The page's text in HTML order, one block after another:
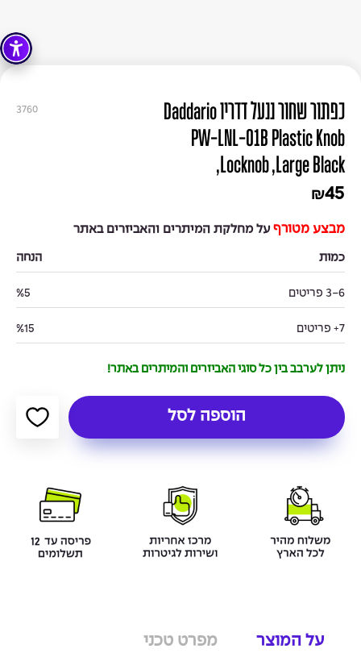
3760
כפתור שחור ננעל דדריו Daddario
PW-LNL-01B Plastic Knob
,Locknob ,Large Black
₪45
מבצע מטורף על מחלקת המיתרים והאביזרים באתר
כמות הנחה
3-6 פריטים %5
7+ פריטים %15
ניתן לערבב בין כל סוגי האביזרים והמיתרים באתר!
הוספה לסל
על המוצר מפרט טכני